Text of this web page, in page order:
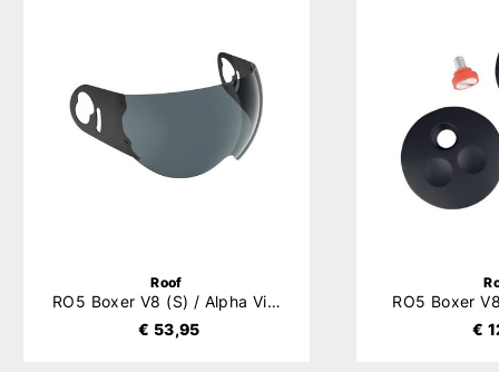
Roof
RO5 Boxer V8 (S) / Alpha Vizier
€ 53,95
RO5 Boxer
€